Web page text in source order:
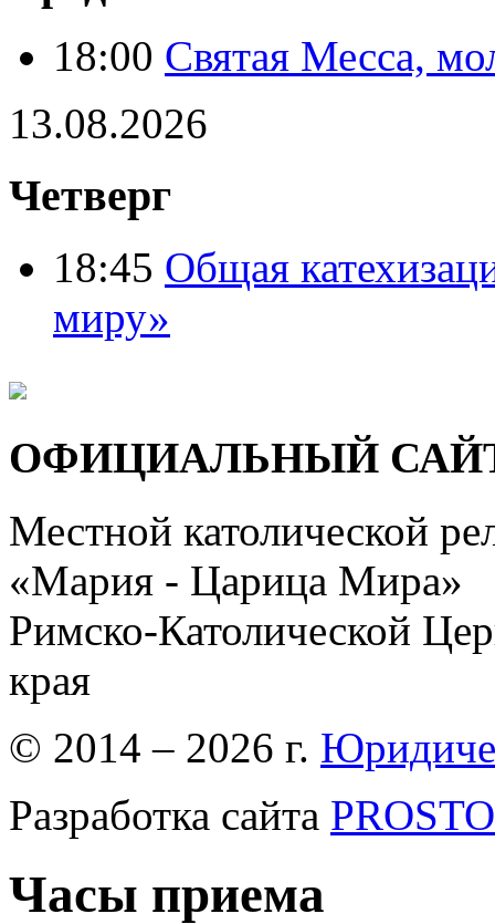
18:00 Святая Месса,
13.08.2026
Четверг
18:45 Общая
миру»
ОФИЦИАЛЬНЫЙ
Местной католической
«Мария - Царица Мира»
Римско-Католической
края
© 2014 – 2026 г.
Разработка сайта
Часы приема